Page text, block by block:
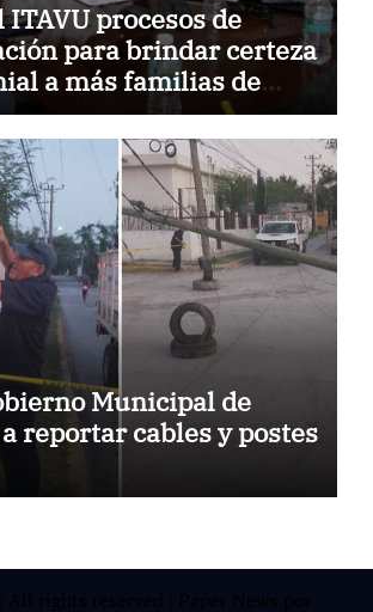
procesos de
para brindar certeza
a más familias de
Municipal de
reportar cables y postes